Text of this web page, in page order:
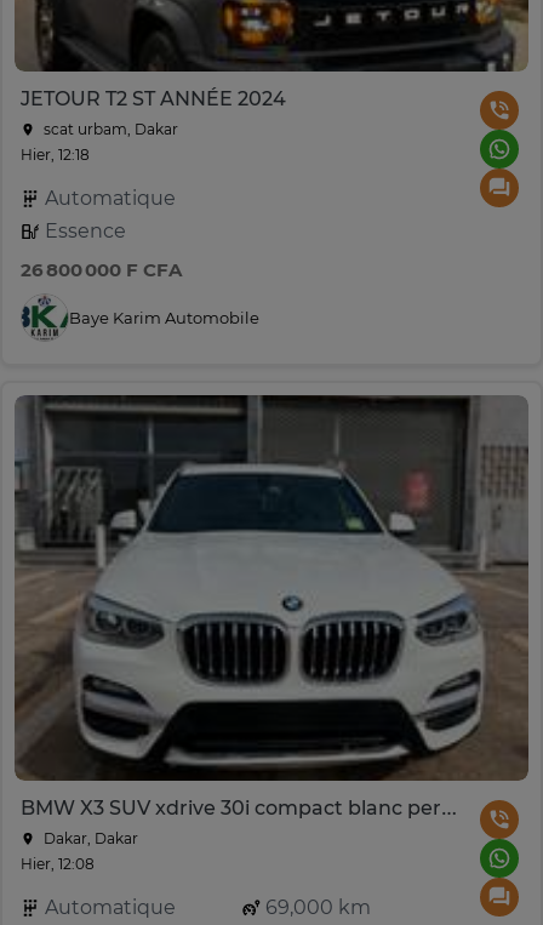
JETOUR T2 ST ANNÉE 2024
scat urbam, Dakar
Hier, 12:18
Automatique
Essence
26 800 000 F CFA
Baye Karim Automobile
BMW X3 SUV xdrive 30i compact blanc performant
Dakar, Dakar
Hier, 12:08
Automatique
69,000 km